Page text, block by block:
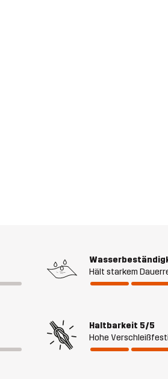
Hält starkem
Haltbarkeit 5/5
Hohe